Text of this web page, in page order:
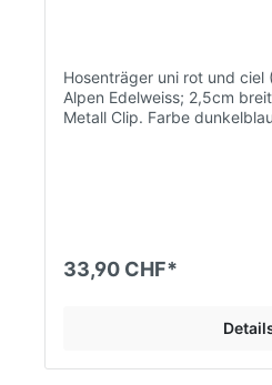
Hosenträger uni rot und
Alpen Edelweiss; 2,5cm
Metall Clip. Farbe
33,90 CHF*